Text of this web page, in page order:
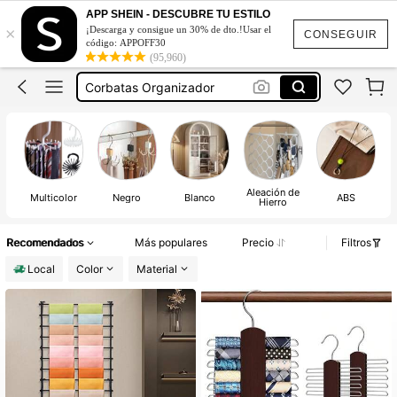
CONSEGUIR
×
APP SHEIN - DESCUBRE TU ESTILO
¡Descarga y consigue un 30% de dto.!Usar el
código: APPOFF30
(95,960)
Organizador De Corbatas
Gancho Para Colgar Corbatas
Corbatas Organizador
Colgador De Corbata
Organizador De Corbatas
Multicolor Negro Blanco Aleación de
Hierro ABS
Recomendados Más populares Precio
Filtros
Local
Color Material